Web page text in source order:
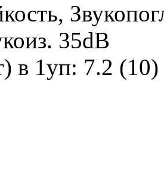
35dB
в 1уп: 7.2 (10)